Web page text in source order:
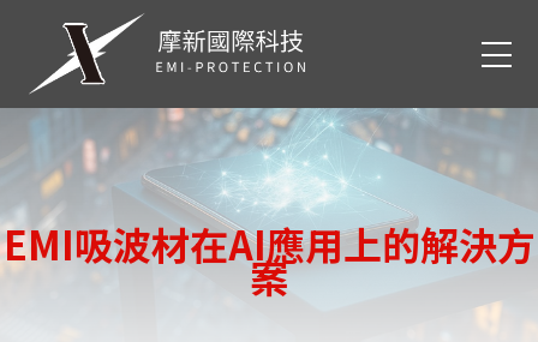
EMI吸波材在AI應用上的解決方
案